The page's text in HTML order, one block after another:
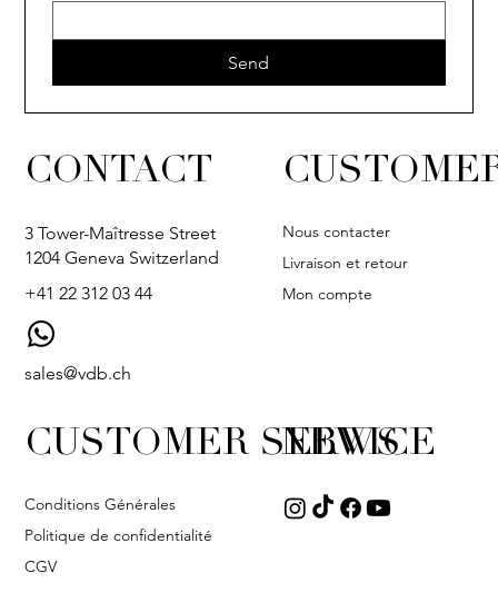
Send
CONTACT
3 Tower-Maîtresse Street
1204 Geneva Switzerland
+41 22 312 03 44
sales@vdb.ch
Nous contacter
Livraison et retour
Mon compte
NEWS
CUSTOMER SERVICE
Conditions Générales
Politique de confidentialité
CGV